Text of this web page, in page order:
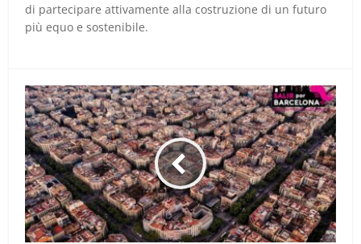
di partecipare attivamente alla costruzione di un futuro
più equo e sostenibile.